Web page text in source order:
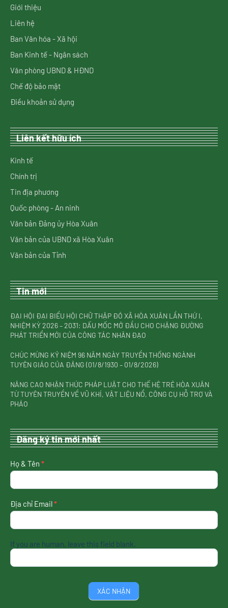
Giới thiệu
Liên hệ
Ban Văn hóa - Xã hội
Ban Kinh tế - Ngân sách
Văn phòng UBND & HĐND
Chế độ bảo mật
Điều khoản sử dụng
Liên kết hữu ích
Kinh tế
Chính trị
Tin địa phương
Quốc phòng - An ninh
Văn bản Đảng ủy Hòa Xuân
Văn bản của UBND xã Hòa Xuân
Văn bản của Tỉnh
Tin mới
ĐẠI HỘI ĐẠI BIỂU HỘI CHỮ THẬP ĐỎ XÃ HÒA XUÂN LẦN THỨ I,
NHIỆM KỲ 2026 – 2031: DẤU MỐC MỞ ĐẦU CHO CHẶNG ĐƯỜNG
PHÁT TRIỂN MỚI CỦA CÔNG TÁC NHÂN ĐẠO
CHÚC MỪNG KỶ NIỆM 96 NĂM NGÀY TRUYỀN THỐNG NGÀNH
TUYÊN GIÁO CỦA ĐẢNG (01/8/1930 – 01/8/2026)
NÂNG CAO NHẬN THỨC PHÁP LUẬT CHO THẾ HỆ TRẺ HÒA XUÂN
TỪ TUYÊN TRUYỀN VỀ VŨ KHÍ, VẬT LIỆU NỔ, CÔNG CỤ HỖ TRỢ VÀ
PHÁO
Đăng ký tin mới nhất
nhận
tin
nhất
Họ & Tên *
Địa chỉ Email*
If you are human, leave this field blank.
XÁC NHẬN